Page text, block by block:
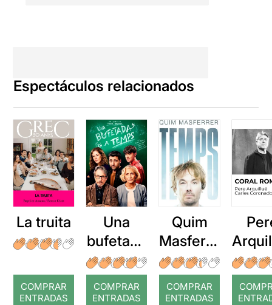
Espectáculos relacionados
La truita
COMPRAR
ENTRADAS
Una
bufetada
a temps
COMPRAR
ENTRADAS
Quim
Masferre
r: Temps
COMPRAR
ENTRADAS
: